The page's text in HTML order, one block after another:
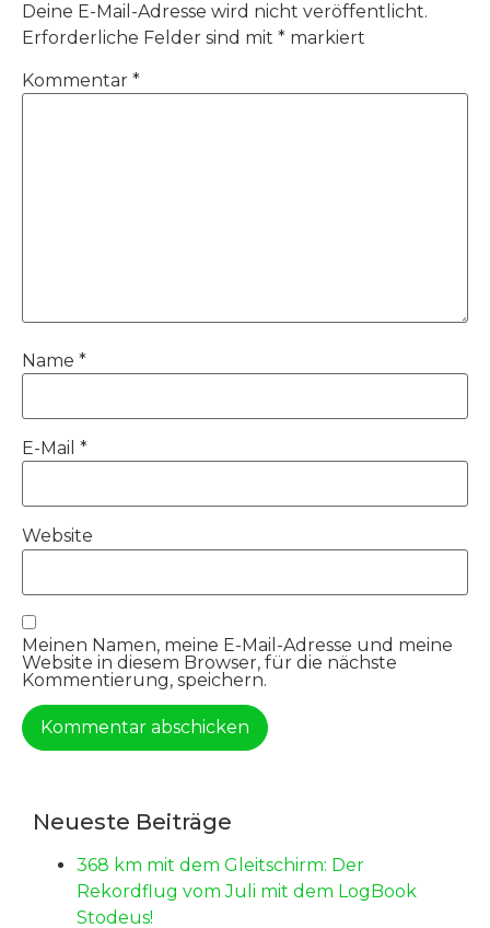
Deine E-Mail-Adresse wird nicht veröffentlicht.
Erforderliche Felder sind mit * markiert
Kommentar *
Name *
E-Mail *
Website
Meinen Namen, meine E-Mail-Adresse und meine
Website in diesem Browser, für die nächste
Kommentierung, speichern.
Neueste Beiträge
368 km mit dem Gleitschirm: Der
Rekordflug vom Juli mit dem LogBook
Stodeus!